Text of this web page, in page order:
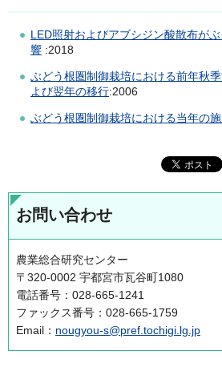
LED照射およびアブシジン酸散布が
響 :2018
ぶどう根圏制御栽培における前年秋
よび翌年の移行:2006
ぶどう根圏制御栽培における当年の
お問い合わせ
農業総合研究センター
〒320-0002 宇都宮市瓦谷町1080
電話番号：028-665-1241
ファックス番号：028-665-1759
Email： nougyou-s@pref.tochigi.lg.jp